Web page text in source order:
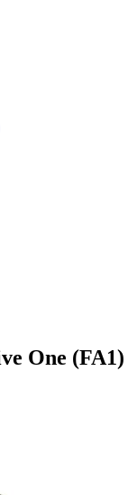
One (FA1)